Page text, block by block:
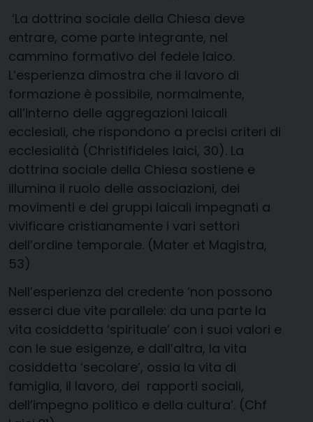
‘La dottrina sociale della Chiesa deve
entrare, come parte integrante, nel
cammino formativo del fedele laico.
L’esperienza dimostra che il lavoro di
formazione è possibile, normalmente,
all’interno delle aggregazioni laicali
ecclesiali, che rispondono a precisi criteri di
ecclesialità (Christifideles laici, 30). La
dottrina sociale della Chiesa sostiene e
illumina il ruolo delle associazioni, dei
movimenti e dei gruppi laicali impegnati a
vivificare cristianamente i vari settori
dell’ordine temporale. (Mater et Magistra,
53)
Nell’esperienza del credente ‘non possono
esserci due vite parallele: da una parte la
vita cosiddetta ‘spirituale’ con i suoi valori e
con le sue esigenze, e dall’altra, la vita
cosiddetta ‘secolare’, ossia la vita di
famiglia, il lavoro, dei rapporti sociali,
dell’impegno politico e della cultura’. (Chf